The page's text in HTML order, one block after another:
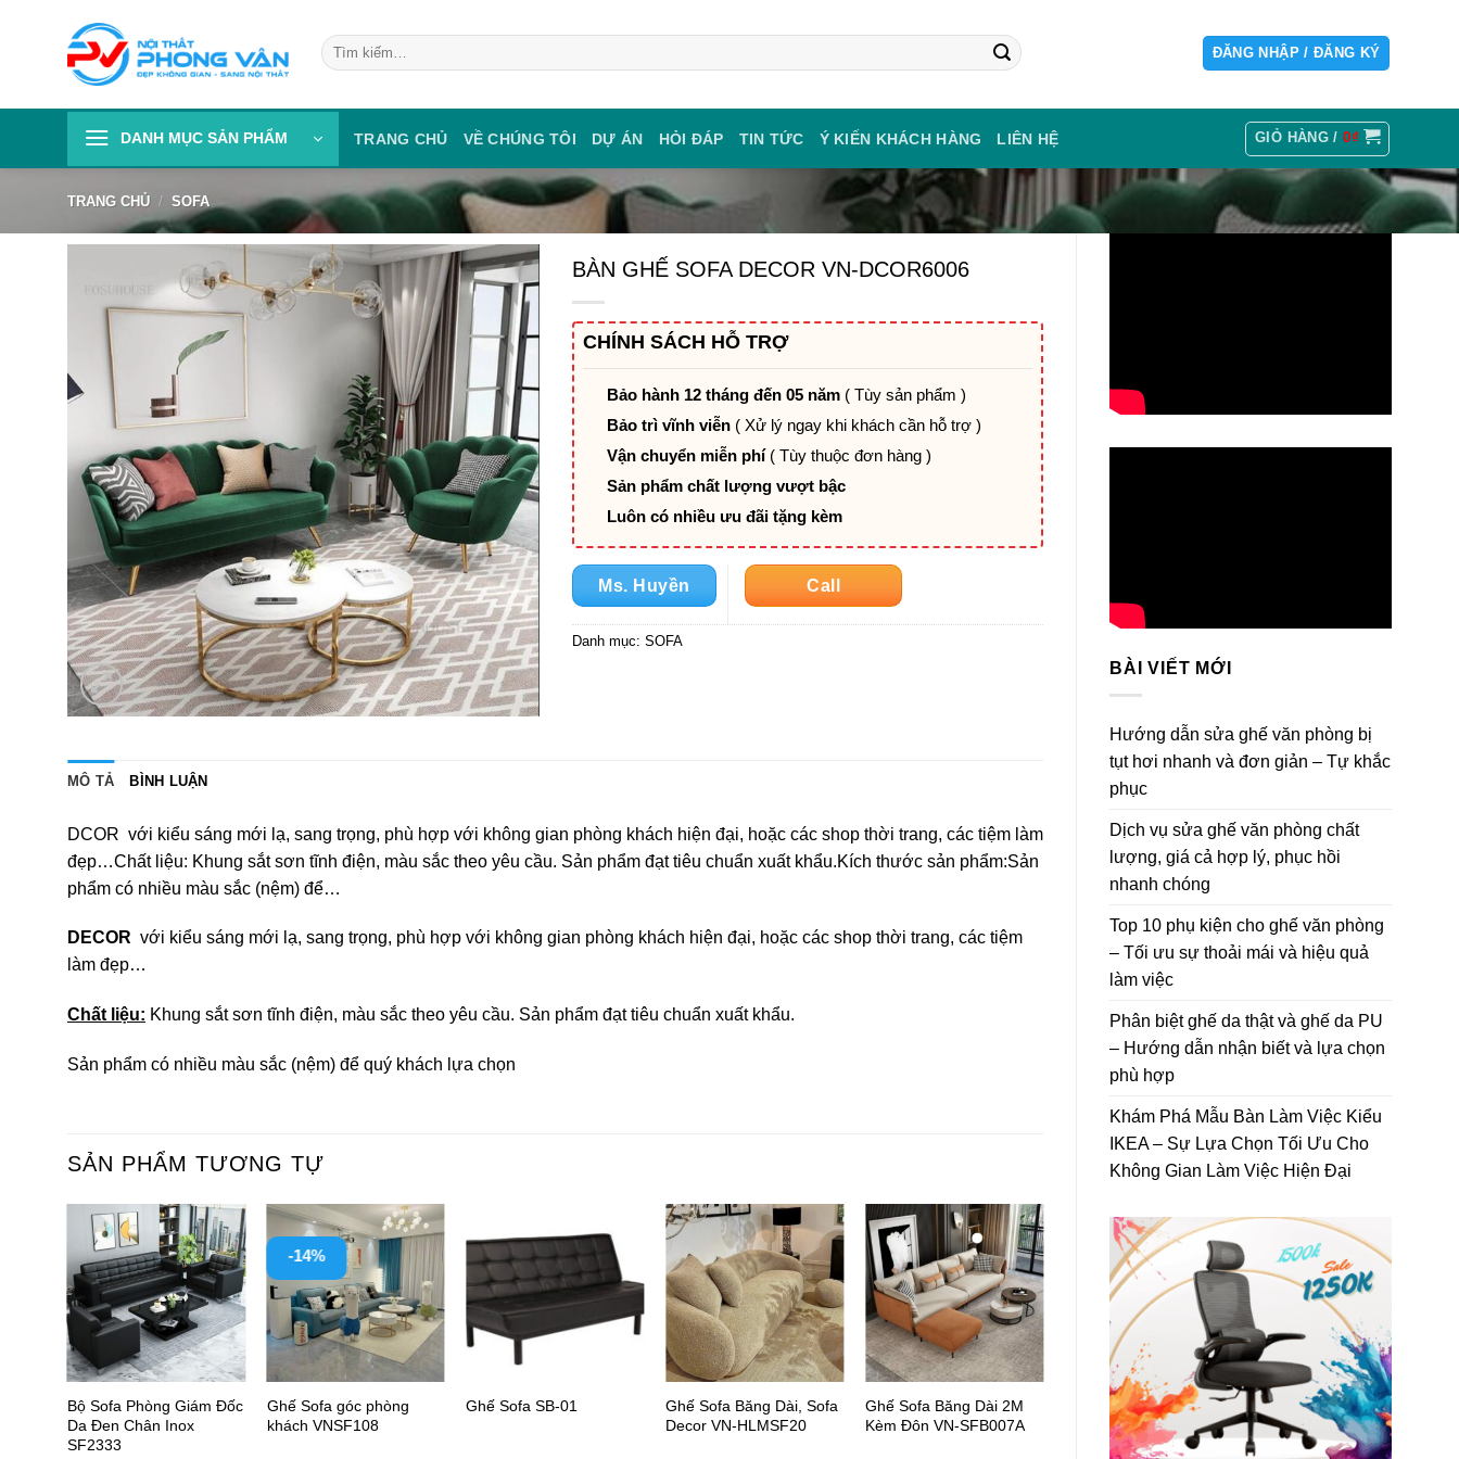
Tìm
kiếm:
ĐĂNG NHẬP / ĐĂNG KÝ
DANH MỤC SẢN PHẨM TRANG CHỦ VỀ CHÚNG TÔI DỰ ÁN HỎI ĐÁP TIN TỨC Ý KIẾN KHÁCH HÀNG LIÊN HỆ GIỎ HÀNG /0₫
TRANG CHỦ / SOFA
BÀI VIẾT MỚI
Hướng dẫn sửa ghế văn phòng bị
tụt hơi nhanh và đơn giản – Tự khắc
phục
Dịch vụ sửa ghế văn phòng chất
lượng, giá cả hợp lý, phục hồi
nhanh chóng
Top 10 phụ kiện cho ghế văn phòng
– Tối ưu sự thoải mái và hiệu quả
làm việc
Phân biệt ghế da thật và ghế da PU
– Hướng dẫn nhận biết và lựa chọn
phù hợp
Khám Phá Mẫu Bàn Làm Việc Kiểu
IKEA – Sự Lựa Chọn Tối Ưu Cho
Không Gian Làm Việc Hiện Đại
BÀN GHẾ SOFA DECOR VN-DCOR6006
CHÍNH SÁCH HỖ TRỢ
Bảo hành 12 tháng đến 05 năm ( Tùy sản phẩm )
Bảo trì vĩnh viễn ( Xử lý ngay khi khách cần hỗ trợ )
Vận chuyển miễn phí ( Tùy thuộc đơn hàng )
Sản phẩm chất lượng vượt bậc
Luôn có nhiều ưu đãi tặng kèm
Ms. Huyền Call
Danh mục: SOFA
MÔ TẢ BÌNH LUẬN
DCOR với kiểu sáng mới lạ, sang trọng, phù hợp với không gian phòng khách hiện đại, hoặc các shop thời trang, các tiệm làm
đẹp…Chất liệu: Khung sắt sơn tĩnh điện, màu sắc theo yêu cầu. Sản phẩm đạt tiêu chuẩn xuất khẩu.Kích thước sản phẩm:Sản
phẩm có nhiều màu sắc (nệm) để…
DECOR với kiểu sáng mới lạ, sang trọng, phù hợp với không gian phòng khách hiện đại, hoặc các shop thời trang, các tiệm
làm đẹp…
Chất liệu: Khung sắt sơn tĩnh điện, màu sắc theo yêu cầu. Sản phẩm đạt tiêu chuẩn xuất khẩu.
Sản phẩm có nhiều màu sắc (nệm) để quý khách lựa chọn
SẢN PHẨM TƯƠNG TỰ
Bộ Sofa Phòng Giám Đốc
Da Đen Chân Inox
SF2333
-14%
Ghế Sofa góc phòng
khách VNSF108
Ghế Sofa SB-01
Ghế Sofa Băng Dài, Sofa
Decor VN-HLMSF20
Ghế Sofa Băng Dài 2M
Kèm Đôn VN-SFB007A
-13%
Sofa Băng Kèm Ghế Đơn
Phong Cách Bắc Âu VN-